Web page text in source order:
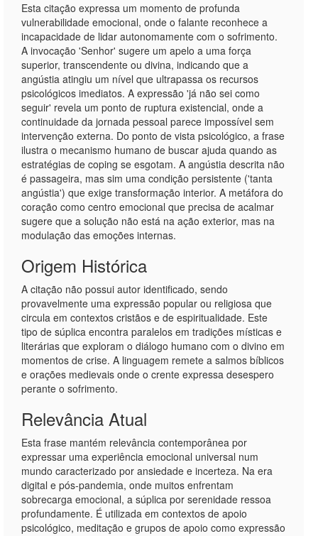
Esta citação expressa um momento de profunda
vulnerabilidade emocional, onde o falante reconhece a
incapacidade de lidar autonomamente com o sofrimento.
A invocação 'Senhor' sugere um apelo a uma força
superior, transcendente ou divina, indicando que a
angústia atingiu um nível que ultrapassa os recursos
psicológicos imediatos. A expressão 'já não sei como
seguir' revela um ponto de ruptura existencial, onde a
continuidade da jornada pessoal parece impossível sem
intervenção externa. Do ponto de vista psicológico, a frase
ilustra o mecanismo humano de buscar ajuda quando as
estratégias de coping se esgotam. A angústia descrita não
é passageira, mas sim uma condição persistente ('tanta
angústia') que exige transformação interior. A metáfora do
coração como centro emocional que precisa de acalmar
sugere que a solução não está na ação exterior, mas na
modulação das emoções internas.
Origem Histórica
A citação não possui autor identificado, sendo
provavelmente uma expressão popular ou religiosa que
circula em contextos cristãos e de espiritualidade. Este
tipo de súplica encontra paralelos em tradições místicas e
literárias que exploram o diálogo humano com o divino em
momentos de crise. A linguagem remete a salmos bíblicos
e orações medievais onde o crente expressa desespero
perante o sofrimento.
Relevância Atual
Esta frase mantém relevância contemporânea por
expressar uma experiência emocional universal num
mundo caracterizado por ansiedade e incerteza. Na era
digital e pós-pandemia, onde muitos enfrentam
sobrecarga emocional, a súplica por serenidade ressoa
profundamente. É utilizada em contextos de apoio
psicológico, meditação e grupos de apoio como expressão